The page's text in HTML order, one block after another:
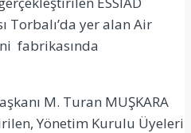
Torbalı’da yer alan Air
fabrikasında
M. Turan MUŞKARA
Yönetim Kurulu Üyeleri